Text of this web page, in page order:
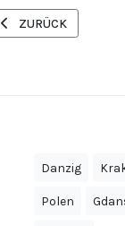
VORHERIGER
ZURÜCK
Danzig
Polen